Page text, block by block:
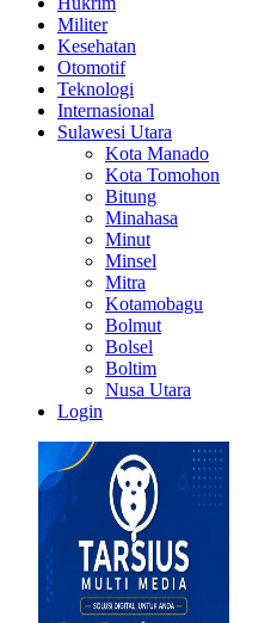
Militer
Kesehatan
Otomotif
Teknologi
Internasional
Sulawesi Utara
Kota Manado
Kota Tomohon
Bitung
Minahasa
Minut
Minsel
Mitra
Kotamobagu
Bolmut
Bolsel
Boltim
Nusa Utara
Login